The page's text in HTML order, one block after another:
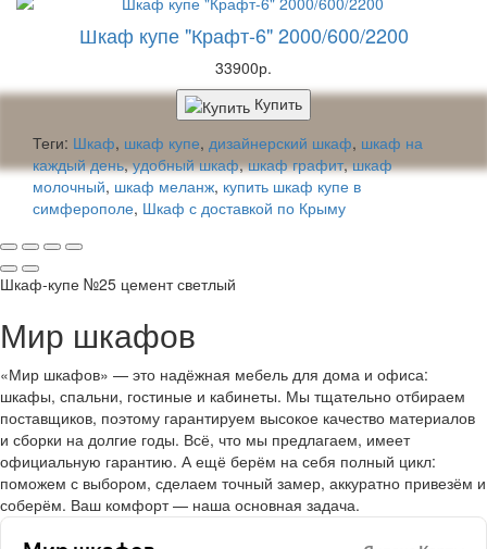
Шкаф купе "Крафт-6" 2000/600/2200
33900р.
Купить
Теги: Шкаф, шкаф купе, дизайнерский шкаф, шкаф на
каждый день,удобный шкаф,шкаф графит,шкаф
молочный, шкаф меланж, купить шкаф купе в
симферополе, Шкаф с доставкой по Крыму
Шкаф-купе №25 цемент светлый
Мир шкафов
«Мир шкафов» — это надёжная мебель для дома и офиса:
шкафы, спальни, гостиные и кабинеты. Мы тщательно отбираем
поставщиков, поэтому гарантируем высокое качество материалов
и сборки на долгие годы. Всё, что мы предлагаем, имеет
официальную гарантию. А ещё берём на себя полный цикл:
поможем с выбором, сделаем точный замер, аккуратно привезём и
соберём. Ваш комфорт — наша основная задача.